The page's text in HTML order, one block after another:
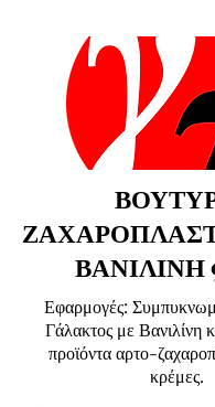
ΒΑΝΙΛΙΝΗ
Εφαρμογές:
Γάλακτος με Βανιλίνη
προϊόντα αρτο-
κρέμες.